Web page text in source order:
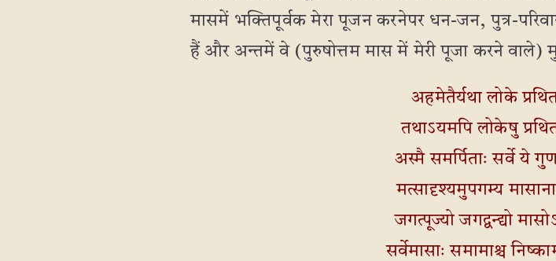
मासमें भक्तिपूर्वक मेरा पूजन करनेपर धन-जन, पुत्र-
हैं और अन्तमें वे (पुरुषोत्तम मास में मेरी पूजा करने वाले)
अहमेतैर्यथा लोके
तथाऽयमपि लोकेषु
अस्मै समर्पिताः सर्वे ये
मत्सादृश्यमुपगम्य
जगत्पूज्यो जगद्वन्द्यो
सर्वेमासाः समामाश्च